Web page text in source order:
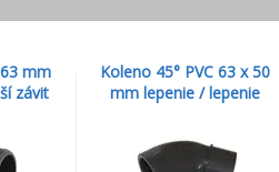
mm
závit
Koleno 45° PVC 63 x 50
mm lepenie / lepenie